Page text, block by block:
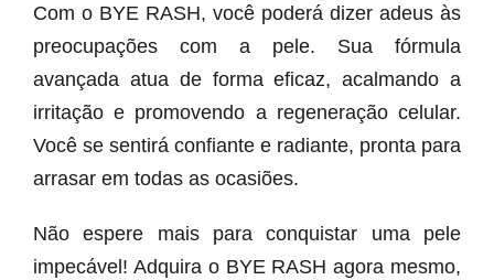
Com o BYE RASH, você poderá dizer adeus às
preocupações com a pele. Sua fórmula
avançada atua de forma eficaz, acalmando a
irritação e promovendo a regeneração celular.
Você se sentirá confiante e radiante, pronta para
arrasar em todas as ocasiões.
Não espere mais para conquistar uma pele
impecável! Adquira o BYE RASH agora mesmo,